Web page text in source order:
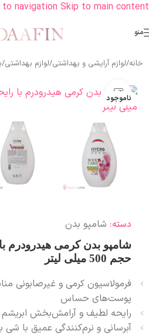
navigation Skip to main content
منو
خانه/لوازم آرایشی و بهداشتی/لوازم بهداشتی/
ناموجود بزرگنمایی تصویر
دسته: شامپو بدن
شامپو بدن کرمی هیدرودرم
حجم 500 میلی لیتر
فرمولاسیون کرمی و غیرصابونی
پوست‌های حساس
رایحه لطیف و آرامش‌بخش ابریشم
آبرسانی و نرم‌کنندگی عمیق با شی